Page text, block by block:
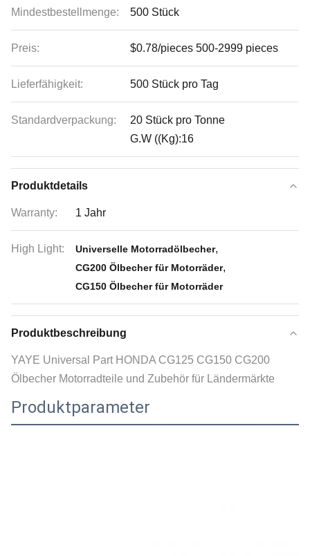
Mindestbestellmenge: 500 Stück
Preis: $0.78/pieces 500-2999 pieces
Lieferfähigkeit: 500 Stück pro Tag
Standardverpackung:
20 Stück pro Tonne
G.W ((Kg):16
Produktdetails
Warranty: 1 Jahr
High Light: Universelle Motorradölbecher,
CG200 Ölbecher für Motorräder,
CG150 Ölbecher für Motorräder
Produktbeschreibung
YAYE Universal Part HONDA CG125 CG150 CG200
Ölbecher Motorradteile und Zubehör für Ländermärkte
Produktparameter